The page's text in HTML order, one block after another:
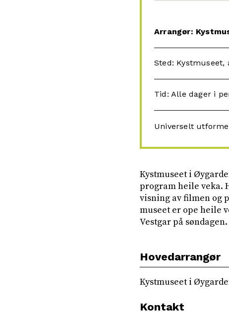
Arrangør:
Sted:
Tid: Alle dager i
Universelt
Kystmuseet i
program heile veka.
visning av filmen og
museet er ope heile
Vestgar på søndagen.
Hovedarrangør
Kystmuseet i
Kontakt